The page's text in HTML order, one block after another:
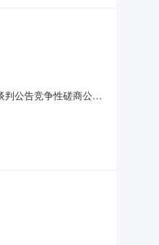
公告竞争性磋商公告
项目